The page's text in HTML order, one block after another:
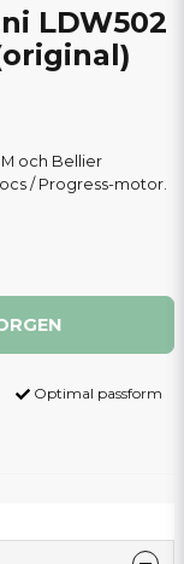
LDW502
och Bellier
/ Progress-motor.
Optimal passform